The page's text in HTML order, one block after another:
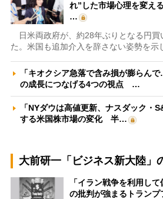
れ”した市場心理を変え
…
日米両政府が、約28年ぶりとなる円買
た。米国も追加介入を辞さない姿勢を示
「キオクシア急落で含み損が膨らん
の成長につなげる4つの視点 …
「NYダウは高値更新、ナスダック・
する米国株市場の変化 半…
大前研一「ビジネス新大陸」
「イラン戦争を利用し
の批判が強まるトラン